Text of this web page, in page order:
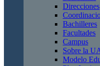
Direcciones
Bachilleres
Facultades
Campus
Sobre la
Modelo